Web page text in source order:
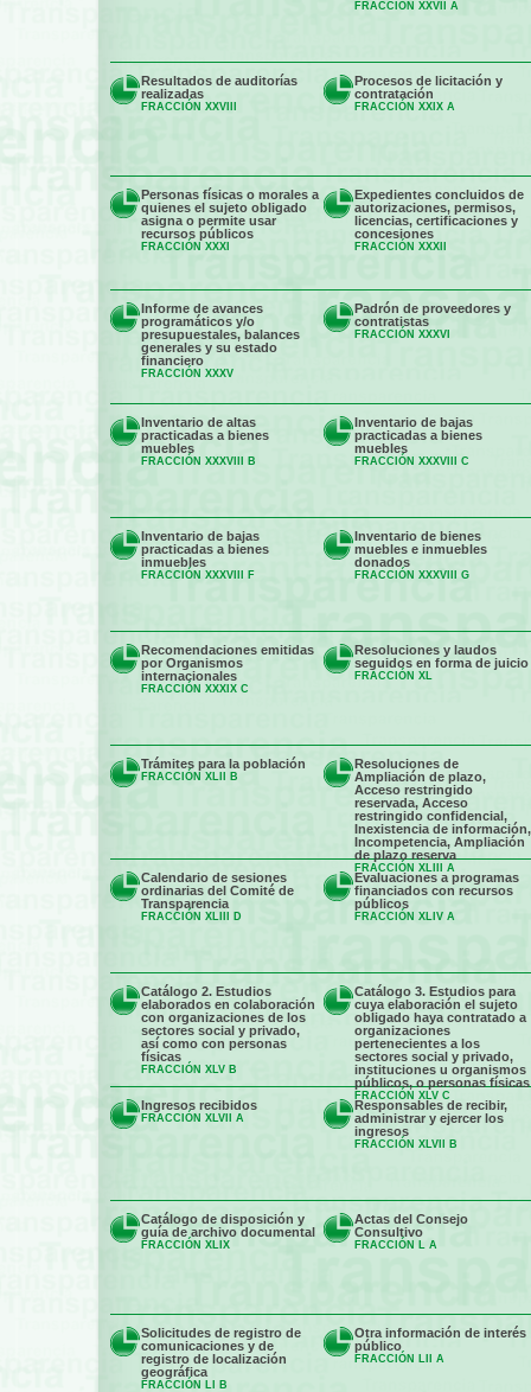
FRACCIÓN XXVII A
Resultados de auditorías
realizadas
FRACCIÓN XXVIII
Procesos de licitación y
contratación
FRACCIÓN XXIX A
Personas físicas o morales a
quienes el sujeto obligado
asigna o permite usar
recursos públicos
FRACCIÓN XXXI
Expedientes concluidos de
autorizaciones, permisos,
licencias, certificaciones y
concesiones
FRACCIÓN XXXII
Informe de avances
programáticos y/o
presupuestales, balances
generales y su estado
financiero
FRACCIÓN XXXV
Padrón de proveedores y
contratistas
FRACCIÓN XXXVI
Inventario de altas
practicadas a bienes
muebles
FRACCIÓN XXXVIII B
Inventario de bajas
practicadas a bienes
muebles
FRACCIÓN XXXVIII C
Inventario de bajas
practicadas a bienes
inmuebles
FRACCIÓN XXXVIII F
Inventario de bienes
muebles e inmuebles
donados
FRACCIÓN XXXVIII G
Recomendaciones emitidas
por Organismos
internacionales
FRACCIÓN XXXIX C
Resoluciones y laudos
seguidos en forma de juicio
FRACCIÓN XL
Trámites para la población
FRACCIÓN XLII B
Resoluciones de
Ampliación de plazo,
Acceso restringido
reservada, Acceso
restringido confidencial,
Inexistencia de información,
Incompetencia, Ampliación
de plazo reserva
FRACCIÓN XLIII A
Calendario de sesiones
ordinarias del Comité de
Transparencia
FRACCIÓN XLIII D
Evaluaciones a programas
financiados con recursos
públicos
FRACCIÓN XLIV A
Catálogo 2. Estudios
elaborados en colaboración
con organizaciones de los
sectores social y privado,
así como con personas
físicas
FRACCIÓN XLV B
Catálogo 3. Estudios para
cuya elaboración el sujeto
obligado haya contratado a
organizaciones
pertenecientes a los
sectores social y privado,
instituciones u organismos
públicos, o personas físicas
FRACCIÓN XLV C
Ingresos recibidos
FRACCIÓN XLVII A
Responsables de recibir,
administrar y ejercer los
ingresos
FRACCIÓN XLVII B
Catálogo de disposición y
guía de archivo documental
FRACCIÓN XLIX
Actas del Consejo
Consultivo
FRACCIÓN L A
Solicitudes de registro de
comunicaciones y de
registro de localización
geográfica
FRACCIÓN LI B
Otra información de interés
público
FRACCIÓN LII A